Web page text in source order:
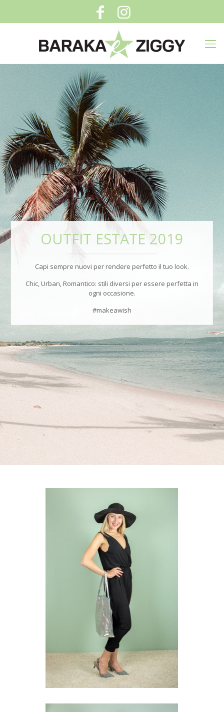
OUTFIT ESTATE 2019
Capi sempre nuovi per rendere perfetto il tuo look.
Chic, Urban, Romantico: stili diversi per essere perfetta in
ogni occasione.
#makeawish